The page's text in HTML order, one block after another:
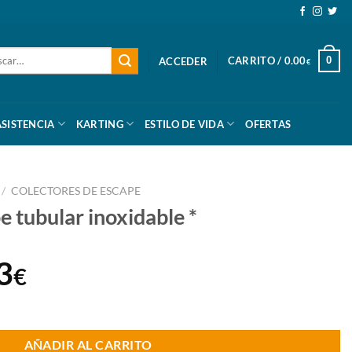
ACCEDER CARRITO / 0.00€ 0
KARTING ESTILO DE VIDA OFERTAS
/ COLECTORES DE ESCAPE
tubular inoxidable *
€El
actual
AÑADIR AL CARRITO